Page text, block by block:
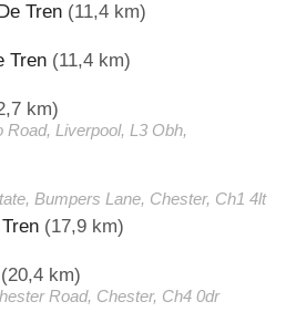
Tren (11,4 km)
Tren (11,4 km)
km)
Road, Liverpool, L3 Obh,
Bumpers Lane, Chester, Ch1 4lt
(17,9 km)
(20,4 km)
Road, Chester, Ch4 0dr